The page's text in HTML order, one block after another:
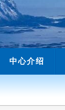
中心介绍